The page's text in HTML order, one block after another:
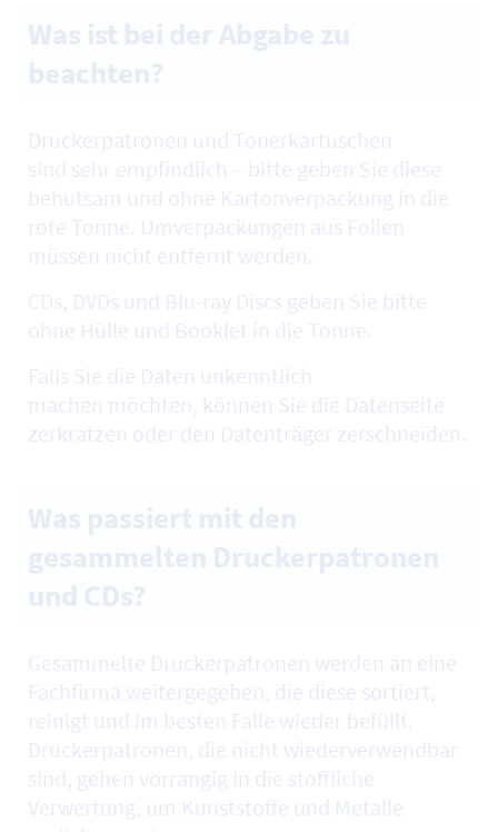
Druckerpatronen und Tonerkartuschen
sind sehr empfindlich – bitte geben Sie diese
behutsam und ohne Kartonverpackung in die
rote Tonne. Umverpackungen aus Folien
müssen nicht entfernt werden.
CDs, DVDs und Blu-ray Discs geben Sie bitte
ohne Hülle und Booklet in die Tonne.
Falls Sie die Daten unkenntlich
machen möchten, können Sie die Datenseite
zerkratzen oder den Datenträger zerschneiden.
Gesammelte Druckerpatronen werden an eine
Fachfirma weitergegeben, die diese sortiert,
reinigt und im besten Falle wieder befüllt.
Druckerpatronen, die nicht wiederverwendbar
sind, gehen vorrangig in die stoffliche
Verwertung, um Kunststoffe und Metalle